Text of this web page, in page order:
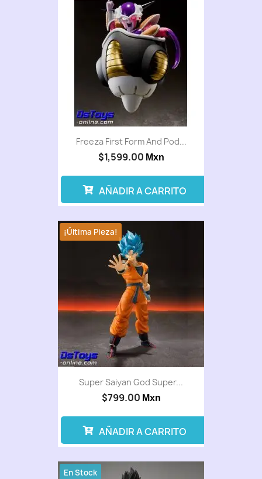
Freeza First Form And Pod...
$1,599.00 Mxn
AÑADIR A CARRITO
Super Saiyan God Super...
$799.00 Mxn
¡Última Pieza!
AÑADIR A CARRITO
En Stock